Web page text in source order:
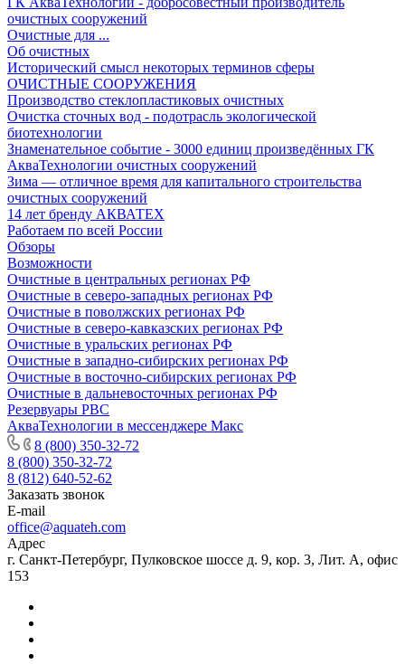
очистных сооружений
Очистные для ...
Об очистных
Исторический смысл некоторых терминов сферы
ОЧИСТНЫЕ СООРУЖЕНИЯ
Производство стеклопластиковых очистных
Очистка сточных вод - подотрасль экологической
биотехнологии
Знаменательное событие - 3000 единиц произведённых ГК
АкваТехнологии очистных сооружений
Зима — отличное время для капитального строительства
очистных сооружений
14 лет бренду АКВАТЕХ
Работаем по всей России
Обзоры
Возможности
Очистные в центральных регионах РФ
Очистные в северо-западных регионах РФ
Очистные в поволжских регионах РФ
Очистные в северо-кавказских регионах РФ
Очистные в уральских регионах РФ
Очистные в западно-сибирских регионах РФ
Очистные в восточно-сибирских регионах РФ
Очистные в дальневосточных регионах РФ
Резервуары РВС
АкваТехнологии в мессенджере Макс
8 (800) 350-32-72
8 (800) 350-32-72
8 (812) 640-52-62
Заказать звонок
E-mail
office@aquateh.com
Адрес
г. Санкт-Петербург, Пулковское шоссе д. 9, кор. 3, Лит. А, офис
153